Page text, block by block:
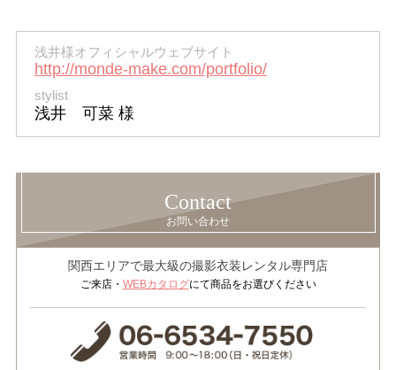
浅井様オフィシャルウェブサイト
http://monde-make.com/portfolio/
stylist
浅井 可菜 様
Contact
お問い合わせ
関西エリアで最大級の撮影衣装レンタル専門店
ご来店・ WEBカタログにて商品をお選びください